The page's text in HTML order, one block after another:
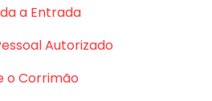
a Entrada
Autorizado
o Corrimão